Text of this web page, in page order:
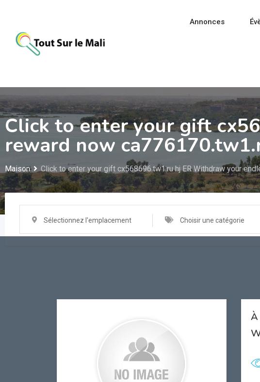
contenu
Annonces
Click to enter your gift
reward now
Maison Click to enter your gift cx568696.tw1.ru hj ER Withdraw your
Sélectionnez l'emplacement Choisir une catégorie